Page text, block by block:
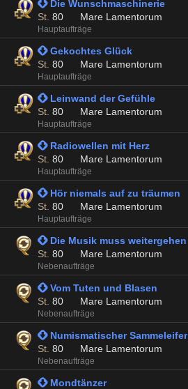
 Die Wunschmaschinerie
St. 80 Mare Lamentorum
Hauptaufträge
 Gekochtes Glück
St. 80 Mare Lamentorum
Hauptaufträge
 Leinwand der Gefühle
St. 80 Mare Lamentorum
Hauptaufträge
 Radiowellen mit Herz
St. 80 Mare Lamentorum
Hauptaufträge
 Hör niemals auf zu träumen
St. 80 Mare Lamentorum
Hauptaufträge
 Die Musik muss weitergehen
St. 80 Mare Lamentorum
Nebenaufträge
 Vom Tuten und Blasen
St. 80 Mare Lamentorum
Nebenaufträge
 Numismatischer Sammeleifer
St. 80 Mare Lamentorum
Nebenaufträge
 Mondtänzer